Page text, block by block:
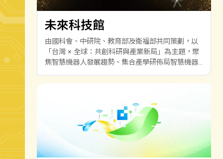
未來科技館
由國科會、中研院、教育部及衛福部共同策劃，以
「台灣 × 全球：共創科研與產業新局」為主題，聚
焦智慧機器人發展趨勢、集合產學研佈局智慧機器
的產業生態系，鏈結前瞻技術與產業應用。